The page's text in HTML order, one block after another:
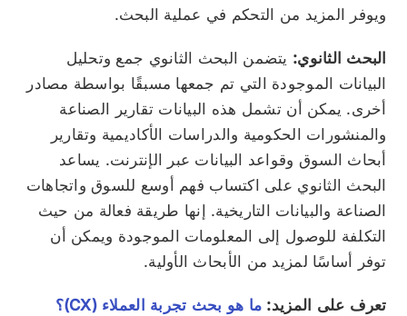
ويوفر المزيد من التحكم في عملية البحث.
البحث الثانوي: يتضمن البحث الثانوي جمع وتحليل
البيانات الموجودة التي تم جمعها مسبقًا بواسطة مصادر
أخرى. يمكن أن تشمل هذه البيانات تقارير الصناعة
والمنشورات الحكومية والدراسات الأكاديمية وتقارير
أبحاث السوق وقواعد البيانات عبر الإنترنت. يساعد
البحث الثانوي على اكتساب فهم أوسع للسوق واتجاهات
الصناعة والبيانات التاريخية. إنها طريقة فعالة من حيث
التكلفة للوصول إلى المعلومات الموجودة ويمكن أن
توفر أساسًا لمزيد من الأبحاث الأولية.
تعرف على المزيد: ما هو بحث تجربة العملاء (CX)؟